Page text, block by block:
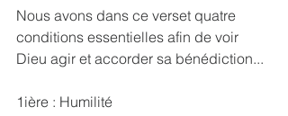
Nous avons dans ce verset quatre
conditions essentielles afin de voir
Dieu agir et accorder sa bénédiction...
1ière : Humilité